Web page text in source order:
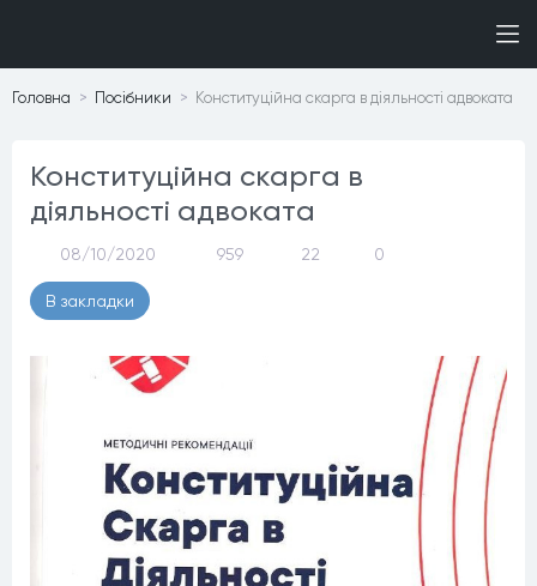
Головна Посiбники Конституційна скарга в діяльності адвоката
Конституційна скарга в
діяльності адвоката
08/10/2020 959 22 0
В закладки